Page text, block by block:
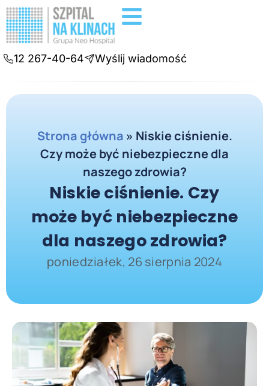
12 267-40-64 Wyślij wiadomość
Strona główna » Niskie ciśnienie.
Czy może być niebezpieczne dla
naszego zdrowia?
Niskie ciśnienie. Czy
może być niebezpieczne
dla naszego zdrowia?
poniedziałek, 26 sierpnia 2024